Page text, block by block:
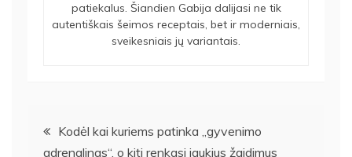
patiekalus. Šiandien Gabija dalijasi ne tik
autentiškais šeimos receptais, bet ir moderniais,
sveikesniais jų variantais.
Navigacija
Kodėl kai kuriems patinka „gyvenimo
adrenalinas“, o kiti renkasi jaukius žaidimus